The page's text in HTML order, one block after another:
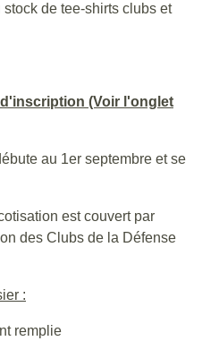
de tee-shirts clubs et
(Voir l'onglet
au 1er septembre et se
est couvert par
des Clubs de la Défense
:
remplie